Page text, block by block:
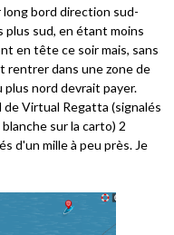
long bord direction sud-
sud, en étant moins
en tête ce soir mais, sans
rentrer dans une zone de
plus nord devrait payer.
de Virtual Regatta (signalés
sur la carto) 2
d'un mille à peu près. Je